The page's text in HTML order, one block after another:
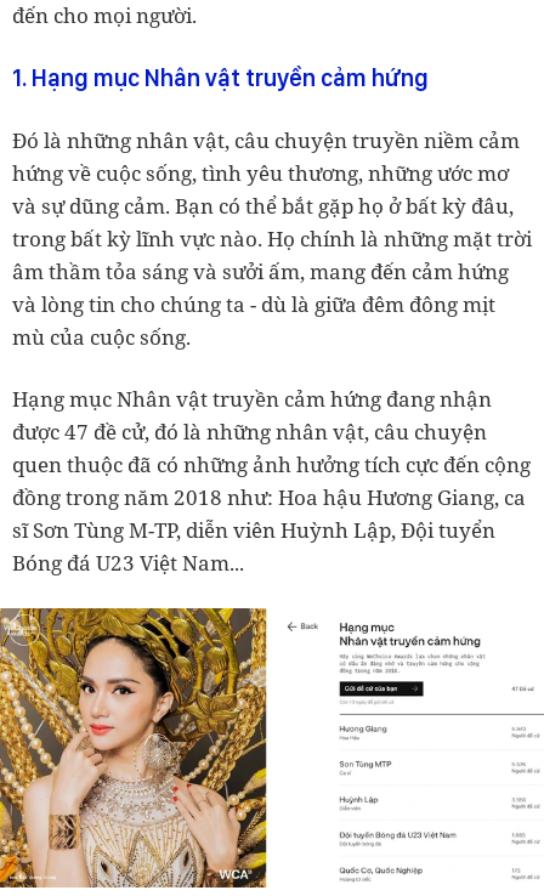
đến cho mọi người.
1. Hạng mục Nhân vật truyền cảm hứng
Đó là những nhân vật, câu chuyện truyền niềm cảm
hứng về cuộc sống, tình yêu thương, những ước mơ
và sự dũng cảm. Bạn có thể bắt gặp họ ở bất kỳ đâu,
trong bất kỳ lĩnh vực nào. Họ chính là những mặt trời
âm thầm tỏa sáng và sưởi ấm, mang đến cảm hứng
và lòng tin cho chúng ta - dù là giữa đêm đông mịt
mù của cuộc sống.
Hạng mục Nhân vật truyền cảm hứng đang nhận
được 47 đề cử, đó là những nhân vật, câu chuyện
quen thuộc đã có những ảnh hưởng tích cực đến cộng
đồng trong năm 2018 như: Hoa hậu Hương Giang, ca
sĩ Sơn Tùng M-TP, diễn viên Huỳnh Lập, Đội tuyển
Bóng đá U23 Việt Nam...